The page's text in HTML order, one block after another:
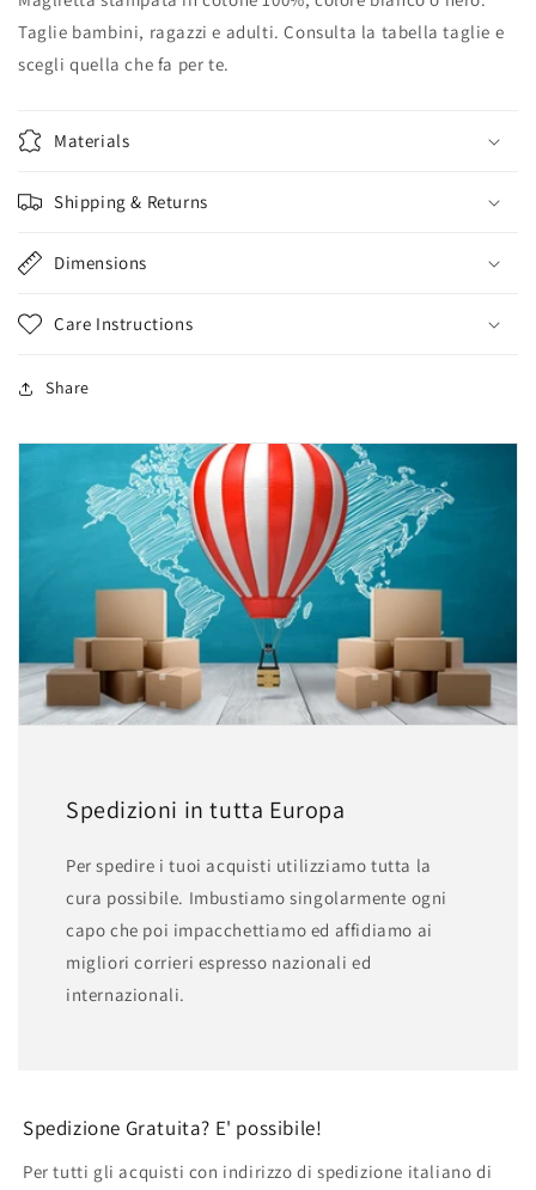
Taglie bambini, ragazzi e adulti. Consulta la tabella taglie e
scegli quella che fa per te.
Materials
Shipping & Returns
Dimensions
Care Instructions
Share
Spedizioni in tutta Europa
Per spedire i tuoi acquisti utilizziamo tutta la
cura possibile. Imbustiamo singolarmente ogni
capo che poi impacchettiamo ed affidiamo ai
migliori corrieri espresso nazionali ed
internazionali.
Spedizione Gratuita? E' possibile!
Per tutti gli acquisti con indirizzo di spedizione italiano di